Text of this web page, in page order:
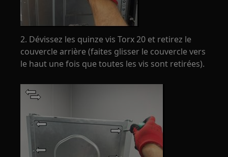
2. Dévissez les quinze vis Torx 20 et retirez le
couvercle arrière (faites glisser le couvercle vers
le haut une fois que toutes les vis sont retirées).